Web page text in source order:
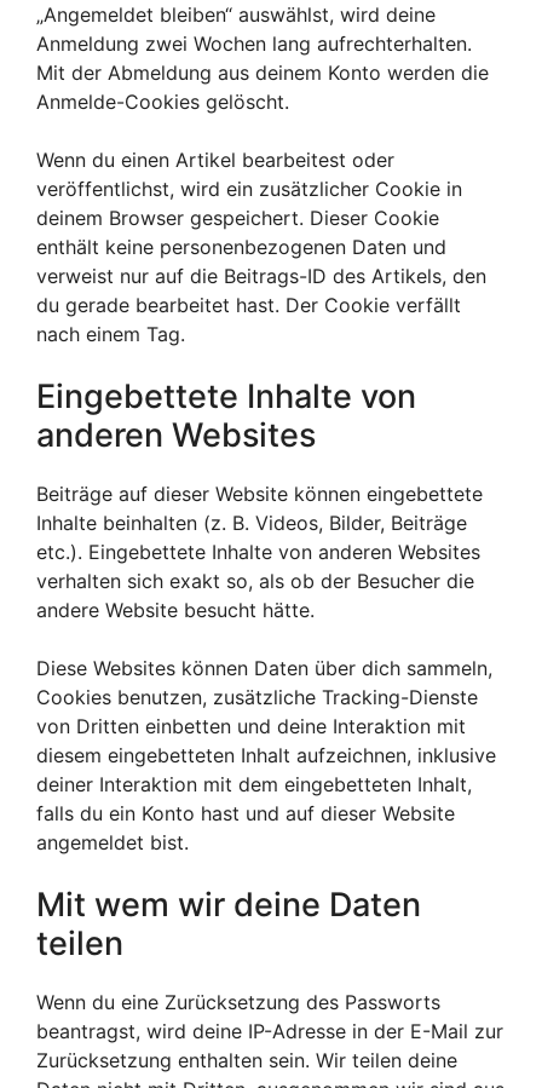
„Angemeldet bleiben“ auswählst, wird deine
Anmeldung zwei Wochen lang aufrechterhalten.
Mit der Abmeldung aus deinem Konto werden die
Anmelde-Cookies gelöscht.
Wenn du einen Artikel bearbeitest oder
veröffentlichst, wird ein zusätzlicher Cookie in
deinem Browser gespeichert. Dieser Cookie
enthält keine personenbezogenen Daten und
verweist nur auf die Beitrags-ID des Artikels, den
du gerade bearbeitet hast. Der Cookie verfällt
nach einem Tag.
Eingebettete Inhalte von
anderen Websites
Beiträge auf dieser Website können eingebettete
Inhalte beinhalten (z. B. Videos, Bilder, Beiträge
etc.). Eingebettete Inhalte von anderen Websites
verhalten sich exakt so, als ob der Besucher die
andere Website besucht hätte.
Diese Websites können Daten über dich sammeln,
Cookies benutzen, zusätzliche Tracking-Dienste
von Dritten einbetten und deine Interaktion mit
diesem eingebetteten Inhalt aufzeichnen, inklusive
deiner Interaktion mit dem eingebetteten Inhalt,
falls du ein Konto hast und auf dieser Website
angemeldet bist.
Mit wem wir deine Daten
teilen
Wenn du eine Zurücksetzung des Passworts
beantragst, wird deine IP-Adresse in der E-Mail zur
Zurücksetzung enthalten sein. Wir teilen deine